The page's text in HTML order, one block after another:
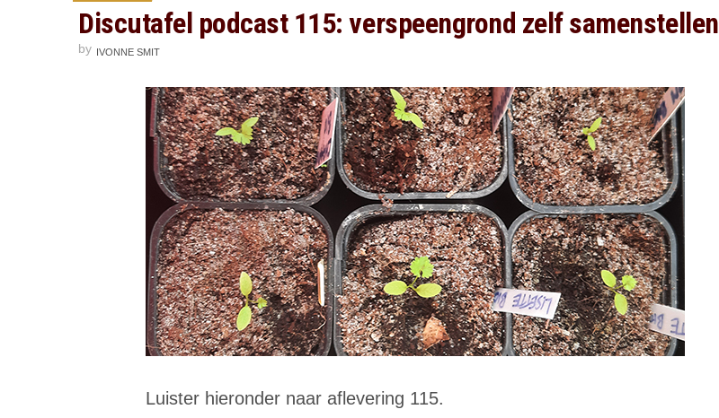
Discutafel podcast 115: verspeengrond zelf samenstellen
by IVONNE SMIT
Luister hieronder naar aflevering 115.